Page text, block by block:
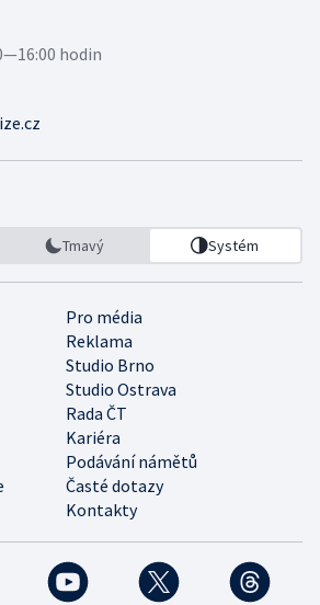
hodin
Tmavý Systém
Pro média
Reklama
Studio Brno
Studio Ostrava
Rada ČT
Kariéra
Podávání námětů
Časté dotazy
Kontakty